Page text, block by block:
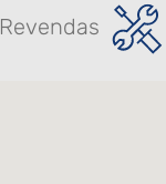
Revendas